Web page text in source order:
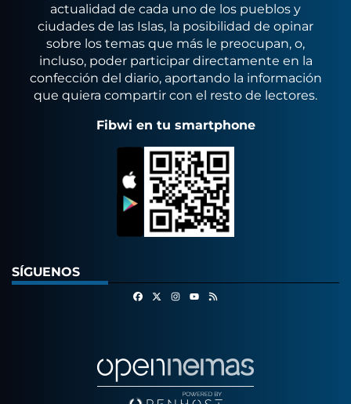
actualidad de cada uno de los pueblos y
ciudades de las Islas, la posibilidad de opinar
sobre los temas que más le preocupan, o,
incluso, poder participar directamente en la
confección del diario, aportando la información
que quiera compartir con el resto de lectores.
Fibwi en tu smartphone
SÍGUENOS
FacebookInstagram